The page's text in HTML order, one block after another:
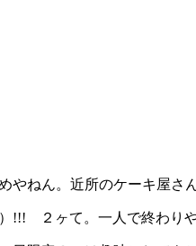
やねん。近所のケーキ屋さ
!!! ２ヶて。一人で終わりや